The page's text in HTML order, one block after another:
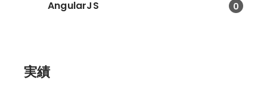
AngularJS 0
実績